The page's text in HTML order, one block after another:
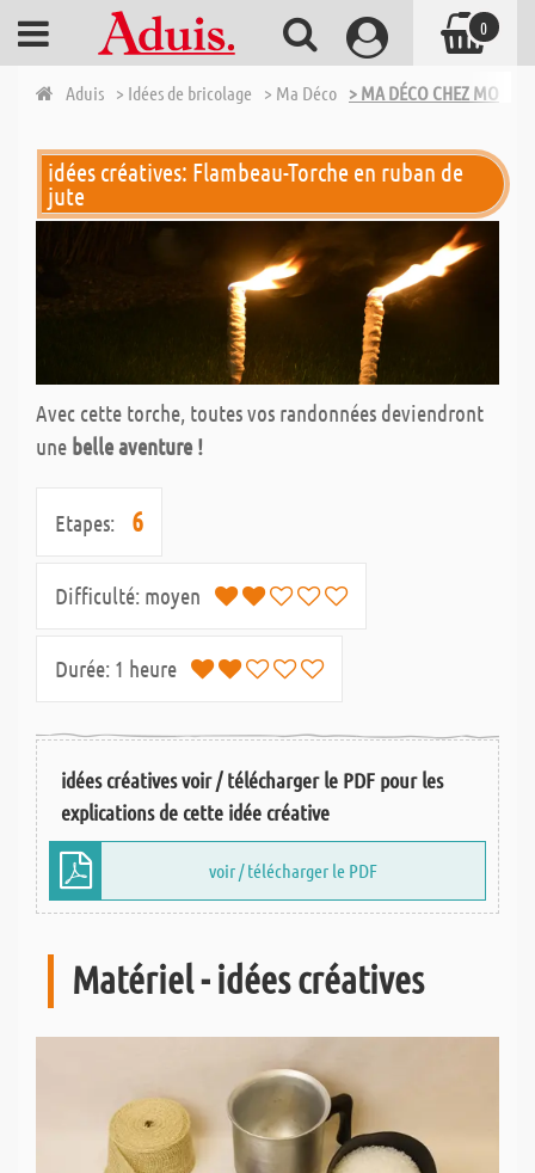
Aduis > Idées de bricolage > Ma Déco > MA DÉCO CHEZ MOI -
idées créatives: Flambeau-Torche en ruban de
jute
Avec cette torche, toutes vos randonnées deviendront
une belle aventure !
Etapes: 6
Difficulté: moyen
Durée: 1 heure
idées créatives voir / télécharger le PDF pour les
explications de cette idée créative
voir / télécharger le PDF
Matériel - idées créatives
0